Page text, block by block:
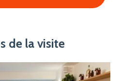
de la visite